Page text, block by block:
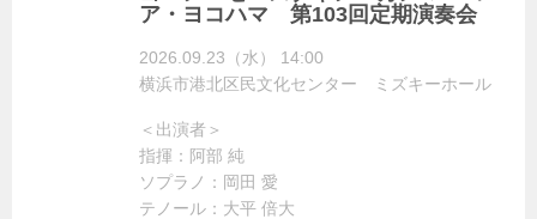
ア・ヨコハマ 第103回定期演奏会
2026.09.23（水） 14:00
横浜市港北区民文化センター ミズキーホール
＜出演者＞
指揮：阿部 純
ソプラノ：岡田 愛
テノール：大平 倍大